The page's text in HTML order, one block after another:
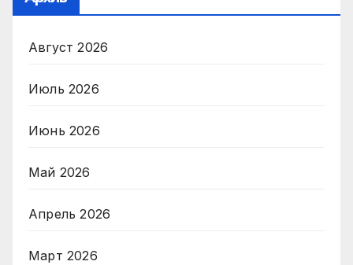
Август 2026
Июль 2026
Июнь 2026
Май 2026
Апрель 2026
Март 2026